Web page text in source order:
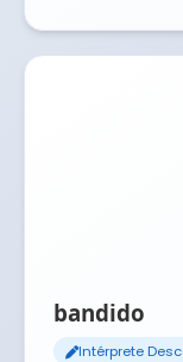
bandido
Intérprete